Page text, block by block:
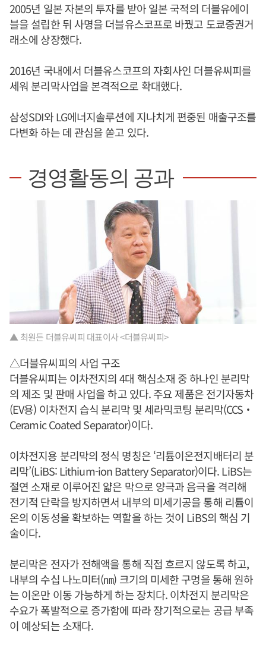
2005년 일본 자본의 투자를 받아 일본 국적의 더블유에이
블을 설립한 뒤 사명을 더블유스코프로 바꿨고 도쿄증권거
래소에 상장했다.
2016년 국내에서 더블유스코프의 자회사인 더블유씨피를
세워 분리막사업을 본격적으로 확대했다.
삼성SDI와 LG에너지솔루션에 지나치게 편중된 매출구조를
다변화 하는 데 관심을 쏟고 있다.
경영활동의 공과
▲ 최원든 더블유씨피 대표이사 <더블유씨피>
△더블유씨피의 사업 구조
더블유씨피는 이차전지의 4대 핵심소재 중 하나인 분리막
의 제조 및 판매 사업을 하고 있다. 주요 제품은 전기자동차
(EV용) 이차전지 습식 분리막 및 세라믹코팅 분리막(CCS‧
Ceramic Coated Separator)이다.
이차전지용 분리막의 정식 명칭은 ‘리튬이온전지배터리 분
리막’(LiBS: Lithium-ion Battery Separator)이다. LiBS는
절연 소재로 이루어진 얇은 막으로 양극과 음극을 격리해
전기적 단락을 방지하면서 내부의 미세기공을 통해 리튬이
온의 이동성을 확보하는 역할을 하는 것이 LiBS의 핵심 기
술이다.
분리막은 전자가 전해액을 통해 직접 흐르지 않도록 하고,
내부의 수십 나노미터(㎚) 크기의 미세한 구멍을 통해 원하
는 이온만 이동 가능하게 하는 장치다. 이차전지 분리막은
수요가 폭발적으로 증가함에 따라 장기적으로는 공급 부족
이 예상되는 소재다.